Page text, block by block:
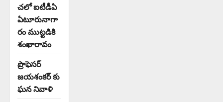
చలో ఐటీడీఏ
ఏటూరునాగా
రం ముట్టడికి
శంఖారావం
ప్రొఫెసర్
జయశంకర్ కు
ఘన నివాళి